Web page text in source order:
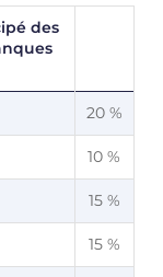
des
20 %
10 %
15 %
15 %